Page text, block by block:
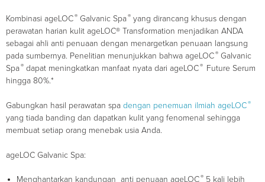
Kombinasi ageLOC® Galvanic Spa® yang dirancang khusus dengan
perawatan harian kulit ageLOC® Transformation menjadikan ANDA
sebagai ahli anti penuaan dengan menargetkan penuaan langsung
pada sumbernya. Penelitian menunjukkan bahwa ageLOC® Galvanic
Spa® dapat meningkatkan manfaat nyata dari ageLOC® Future Serum
hingga 80%.*
Gabungkan hasil perawatan spa dengan penemuan ilmiah ageLOC®
yang tiada banding dan dapatkan kulit yang fenomenal sehingga
membuat setiap orang menebak usia Anda.
ageLOC Galvanic Spa:
Menghantarkan kandungan anti penuaan ageLOC® 5 kali lebih